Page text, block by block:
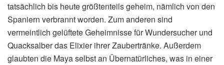
tatsächlich bis heute größtenteils geheim, nämlich von den
Spaniern verbrannt worden. Zum anderen sind
vermeintlich gelüftete Geheimnisse für Wundersucher und
Quacksalber das Elixier ihrer Zaubertränke. Außerdem
glaubten die Maya selbst an Übernatürliches, was in einer